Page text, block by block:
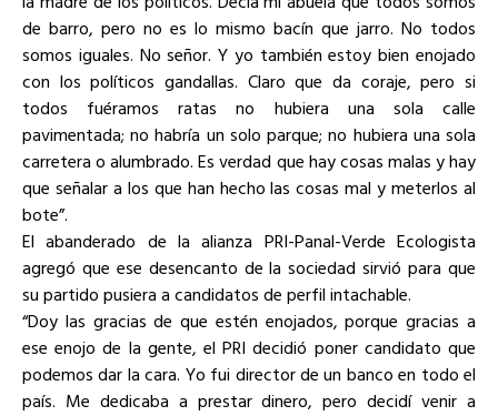
de barro, pero no es lo mismo bacín que jarro. No todos
somos iguales. No señor. Y yo también estoy bien enojado
con los políticos gandallas. Claro que da coraje, pero si
todos fuéramos ratas no hubiera una sola calle
pavimentada; no habría un solo parque; no hubiera una sola
carretera o alumbrado. Es verdad que hay cosas malas y hay
que señalar a los que han hecho las cosas mal y meterlos al
bote”.
El abanderado de la alianza PRI-Panal-Verde Ecologista
agregó que ese desencanto de la sociedad sirvió para que
su partido pusiera a candidatos de perfil intachable.
“Doy las gracias de que estén enojados, porque gracias a
ese enojo de la gente, el PRI decidió poner candidato que
podemos dar la cara. Yo fui director de un banco en todo el
país. Me dedicaba a prestar dinero, pero decidí venir a